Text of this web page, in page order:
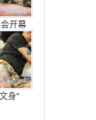
开幕
身"